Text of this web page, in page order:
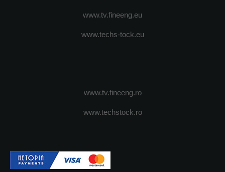
www.tv.fineeng.eu
www.techs-tock.eu
www.tv.fineeng.ro
www.techstock.ro